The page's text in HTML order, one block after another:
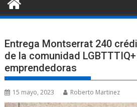
Entrega Montserrat 240
de la comunidad
emprendedoras
15 mayo, 2023 Roberto Martinez